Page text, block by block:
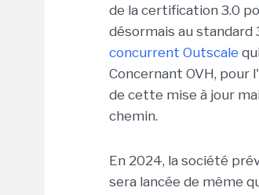
de la certification 3.0
désormais au standard
concurrent Outscale
Concernant OVH, pour
de cette mise à jour
chemin.
En 2024, la société
sera lancée de même